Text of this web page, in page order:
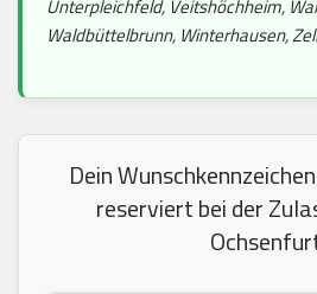
Unterpleichfeld, Veitshöchheim,
Waldbüttelbrunn, Winterhausen, Zell
Dein
reserviert bei der